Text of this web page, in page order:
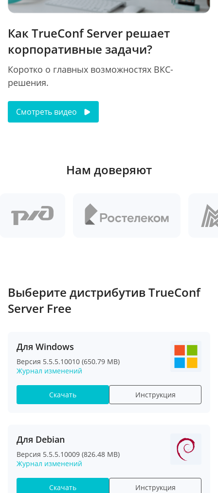
Как TrueConf Server решает
корпоративные задачи?
Коротко о главных возможностях ВКС-
решения.
Смотреть видео
Нам доверяют
Выберите дистрибутив TrueConf
Server Free
Для Windows
Версия 5.5.5.10010 (650.79 MB)
Журнал изменений
Скачать Инструкция
Для Debian
Версия 5.5.5.10009 (826.48 MB)
Журнал изменений
Скачать Инструкция